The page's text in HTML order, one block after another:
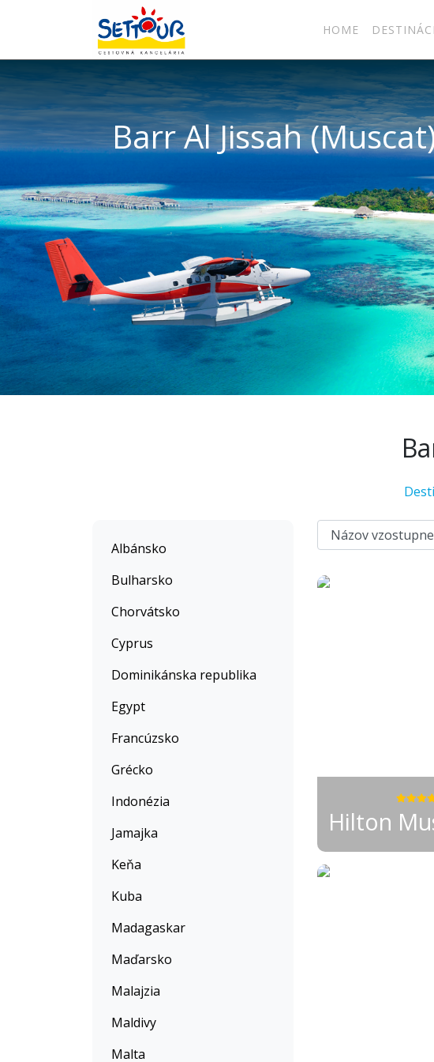
HOME
Barr Al Jissah
Albánsko
Bulharsko
Chorvátsko
Cyprus
Dominikánska republika
Egypt
Francúzsko
Grécko
Indonézia
Jamajka
Keňa
Kuba
Madagaskar
Maďarsko
Malajzia
Maldivy
Malta